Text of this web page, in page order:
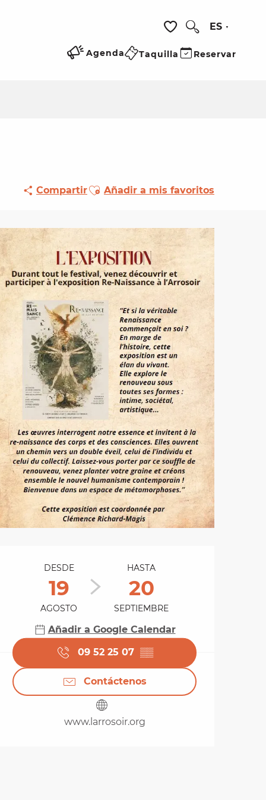
Voir les favoris
ES
Agenda Taquilla Reservar
CompartirAjouter aux favoris
Añadir a mis favoritos
y datos de
DESDE
19
AGOSTO
HASTA
20
SEPTIEMBRE
Añadir a Google Calendar
09 52 25 07 ▒▒
Contáctenos
www.larrosoir.org